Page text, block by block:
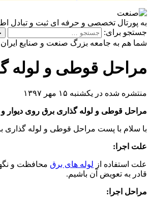
به پورتال تخصصی و حرفه ای ثبت و تبادل
جستجو برای:
شما هم به جامعه بزرگ صنعت و صنایع ایران
مراحل قوطی و لوله
منتشره شده در یکشنبه ۱۵ مهر ۱۳۹۷
مراحل قوطی و لوله گذاری برق روی دیوار
با سلام با پست مراحل قوطی و لوله
علت اجرا:
علت استفاده از لوله های برق محافظت و
قادر به تعویض آن باشیم.
مراحل اجرا: